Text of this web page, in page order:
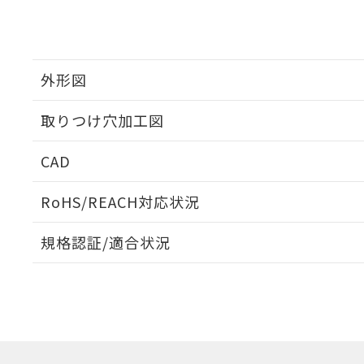
外形図
取りつけ穴加工図
CAD
RoHS/REACH対応状況
EU RoHS 注意事項・凡例
規格認証/適合状況